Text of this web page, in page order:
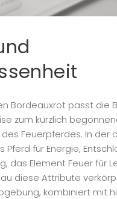
Bordeauxrot passt die
zum kürzlich
Feuerpferdes. In der
Pferd für Energie,
das Element Feuer für
diese Attribute
kombiniert mit